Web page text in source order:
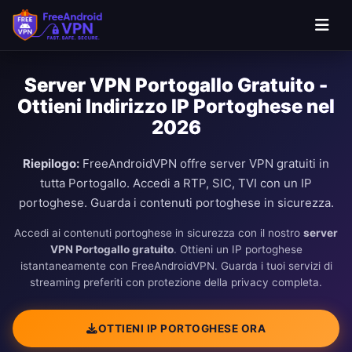
Server VPN Portogallo Gratuito -
Ottieni Indirizzo IP Portoghese nel
2026
Riepilogo: FreeAndroidVPN offre server VPN gratuiti in
tutta Portogallo. Accedi a RTP, SIC, TVI con un IP
portoghese. Guarda i contenuti portoghese in sicurezza.
Accedi ai contenuti portoghese in sicurezza con il nostro server
VPN Portogallo gratuito. Ottieni un IP portoghese
istantaneamente con FreeAndroidVPN. Guarda i tuoi servizi di
streaming preferiti con protezione della privacy completa.
OTTIENI IP PORTOGHESE ORA